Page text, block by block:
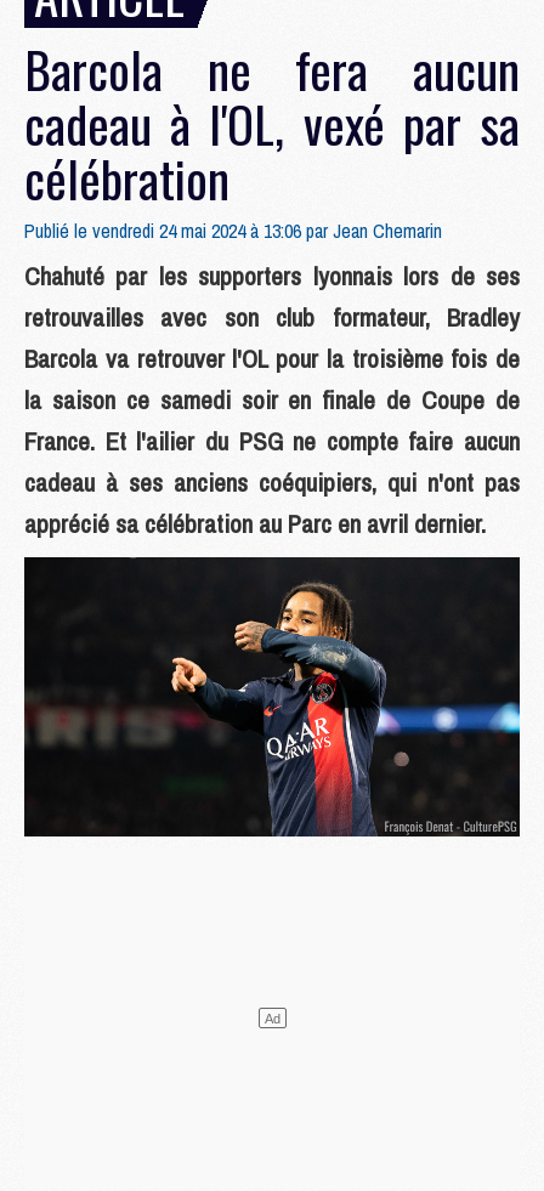
Barcola ne fera aucun
cadeau à l'OL, vexé par sa
célébration
Publié le vendredi 24 mai 2024 à 13:06 parJean Chemarin
Chahuté par les supporters lyonnais lors de ses
retrouvailles avec son club formateur, Bradley
Barcola va retrouver l'OL pour la troisième fois de
la saison ce samedi soir en finale de Coupe de
France. Et l'ailier du PSG ne compte faire aucun
cadeau à ses anciens coéquipiers, qui n'ont pas
apprécié sa célébration au Parc en avril dernier.